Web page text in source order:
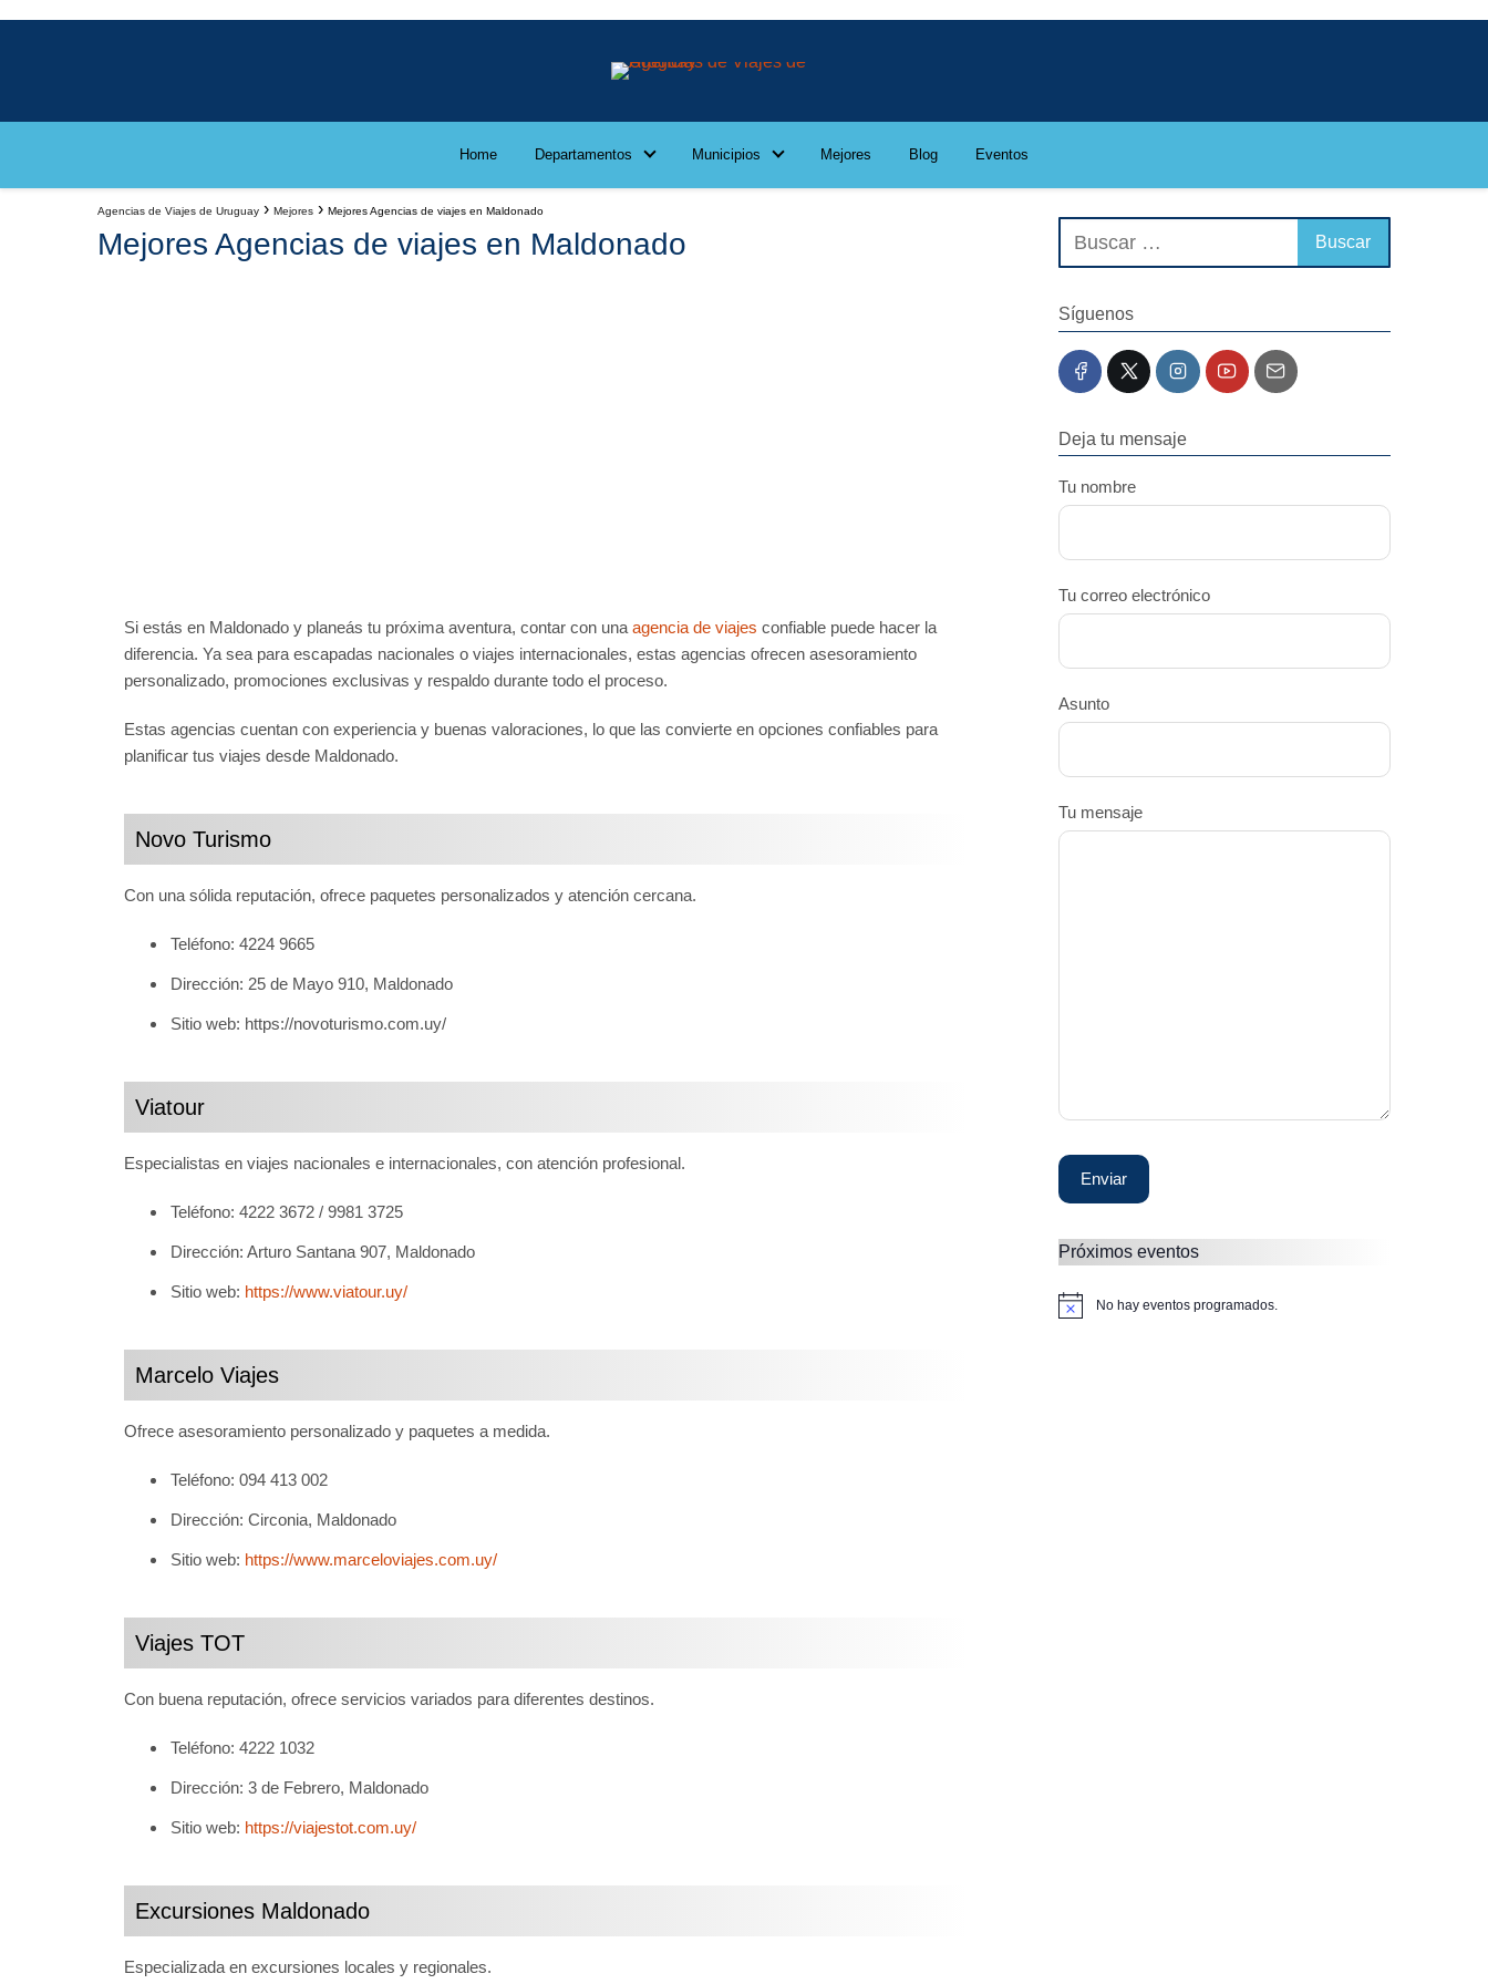
Home Departamentos Municipios Mejores Blog Eventos
Agencias de Viajes de Uruguay Mejores Mejores Agencias de viajes en Maldonado
Mejores Agencias de viajes en Maldonado
Si estás en Maldonado y planeás tu próxima aventura, contar con una agencia de viajes confiable puede hacer la
diferencia. Ya sea para escapadas nacionales o viajes internacionales, estas agencias ofrecen asesoramiento
personalizado, promociones exclusivas y respaldo durante todo el proceso.​
Estas agencias cuentan con experiencia y buenas valoraciones, lo que las convierte en opciones confiables para
planificar tus viajes desde Maldonado.
Novo Turismo
Con una sólida reputación, ofrece paquetes personalizados y atención cercana.
Teléfono: 4224 9665
Dirección: 25 de Mayo 910, Maldonado
Sitio web: https://novoturismo.com.uy/
Viatour
Especialistas en viajes nacionales e internacionales, con atención profesional.
Teléfono: 4222 3672 / 9981 3725
Dirección: Arturo Santana 907, Maldonado
Sitio web: https://www.viatour.uy/
Marcelo Viajes
Ofrece asesoramiento personalizado y paquetes a medida.
Teléfono: 094 413 002
Dirección: Circonia, Maldonado
Sitio web: https://www.marceloviajes.com.uy/
Viajes TOT
Con buena reputación, ofrece servicios variados para diferentes destinos.
Teléfono: 4222 1032
Dirección: 3 de Febrero, Maldonado
Sitio web: https://viajestot.com.uy/
Excursiones Maldonado
Especializada en excursiones locales y regionales.
Síguenos
Deja tu mensaje
Tu nombre
Tu correo electrónico
Asunto
Tu mensaje
Próximos eventos
No hay eventos programados.